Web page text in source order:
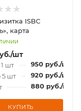
ISBC
карта
/шт
1 шт 950руб./шт
5 шт
920руб./шт
880руб./шт
КУПИТЬ